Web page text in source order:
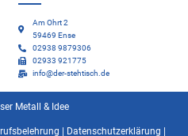
Am Ohrt 2
59469 Ense
02938 9879306
02933 921775
info@der-stehtisch.de
Metall & Idee
Datenschutzerklärung